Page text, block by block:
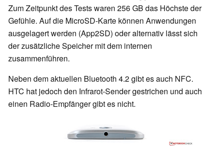
Zum Zeitpunkt des Tests waren 256 GB das Höchste der
Gefühle. Auf die MicroSD-Karte können Anwendungen
ausgelagert werden (App2SD) oder alternativ lässt sich
der zusätzliche Speicher mit dem internen
zusammenführen.
Neben dem aktuellen Bluetooth 4.2 gibt es auch NFC.
HTC hat jedoch den Infrarot-Sender gestrichen und auch
einen Radio-Empfänger gibt es nicht.